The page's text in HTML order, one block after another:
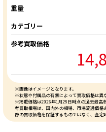
重量
カテゴリー
参考買取価格
※画像はイメージとなります。
※状態や付属品の有無によって買取価格は異
※掲載価格は2026年1月29日時点の過去最高
考買取相場は、国内外の相場、市場流通価
際の買取価格を保証するものではなく、査定